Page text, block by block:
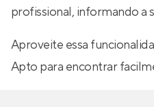
profissional, informando a
Aproveite essa
Apto para encontrar